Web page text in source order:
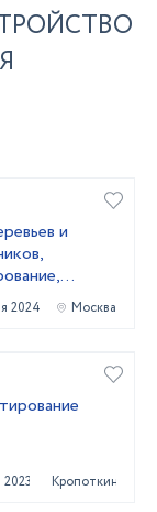
и
пнeй
2024 Москва
Кропоткин